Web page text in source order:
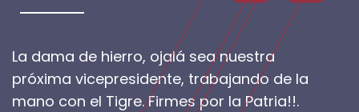
La dama de hierro, ojalá sea nuestra
próxima vicepresidente, trabajando de la
mano con el Tigre. Firmes por la Patria!!.